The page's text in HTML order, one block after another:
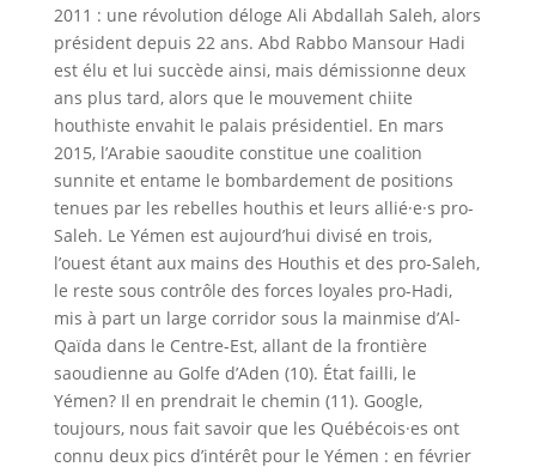
2011 : une révolution déloge Ali Abdallah Saleh, alors
président depuis 22 ans. Abd Rabbo Mansour Hadi
est élu et lui succède ainsi, mais démissionne deux
ans plus tard, alors que le mouvement chiite
houthiste envahit le palais présidentiel. En mars
2015, l’Arabie saoudite constitue une coalition
sunnite et entame le bombardement de positions
tenues par les rebelles houthis et leurs allié·e·s pro-
Saleh. Le Yémen est aujourd’hui divisé en trois,
l’ouest étant aux mains des Houthis et des pro-Saleh,
le reste sous contrôle des forces loyales pro-Hadi,
mis à part un large corridor sous la mainmise d’Al-
Qaïda dans le Centre-Est, allant de la frontière
saoudienne au Golfe d’Aden (10). État failli, le
Yémen? Il en prendrait le chemin (11). Google,
toujours, nous fait savoir que les Québécois·es ont
connu deux pics d’intérêt pour le Yémen : en février